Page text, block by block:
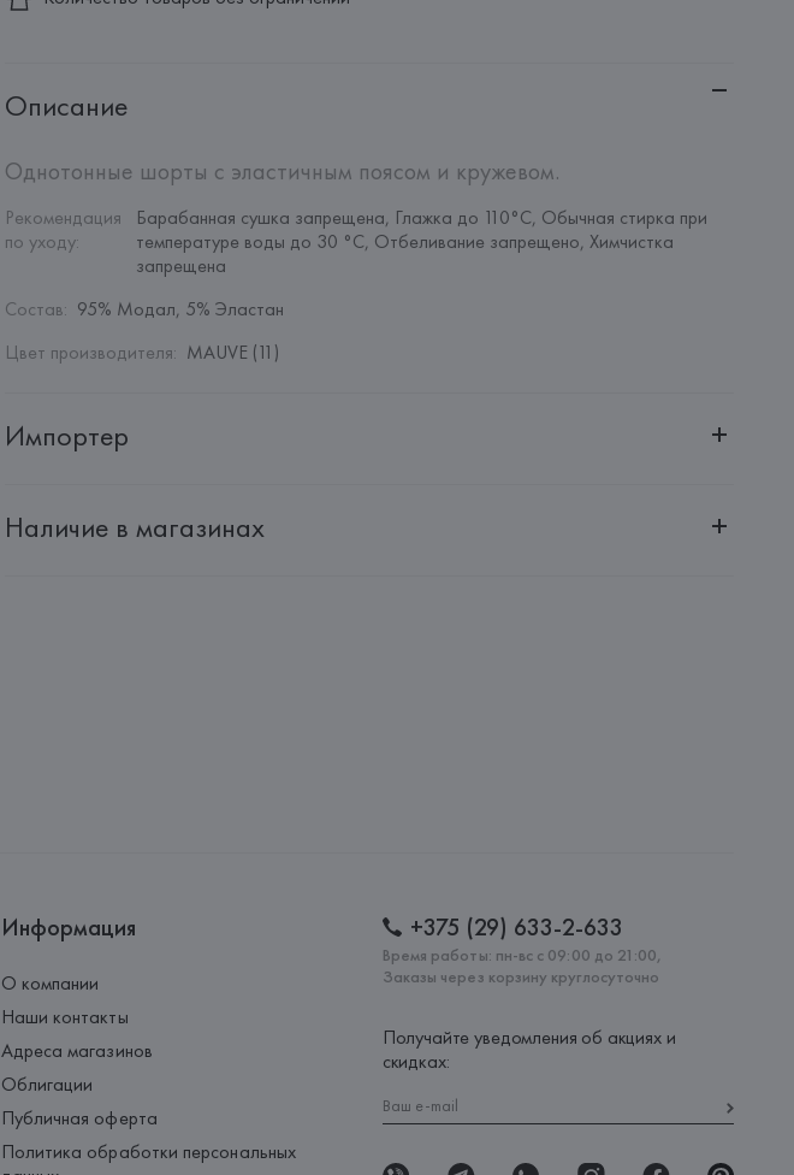
Описание
Однотонные шорты с эластичным поясом и кружевом.
Рекомендация
по уходу:
Барабанная сушка запрещена, Глажка до 110°C, Обычная стирка при
температуре воды до 30 °C, Отбеливание запрещено, Химчистка
запрещена
Состав: 95% Модал, 5% Эластан
Цвет производителя: MAUVE (11)
Импортер
Адрес: Республика Беларусь, 220030, г. Минск, ул. Немига, 5, пом. 39
Наличие в магазинах
Информация
О компании
Наши контакты
Адреса магазинов
Облигации
Публичная оферта
Политика обработки персональных
+375 (29) 633-2-633
Время работы: пн-вс с 09:00 до 21:00,
Заказы через корзину круглосуточно
Получайте уведомления об акциях и
скидках: